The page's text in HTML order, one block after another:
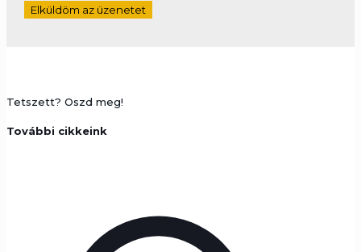
Tetszett? Oszd meg!
További cikkeink